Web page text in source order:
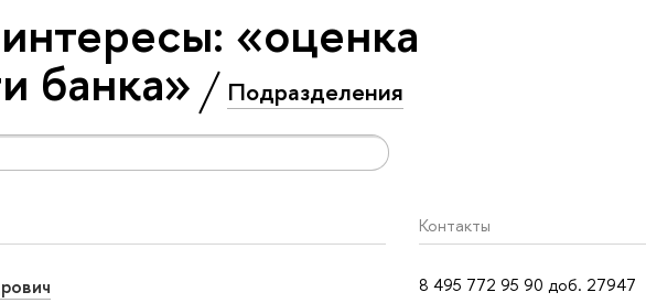
«оценка
банка» Подразделения
Контакты
8 495 772 95 90 доб. 27947